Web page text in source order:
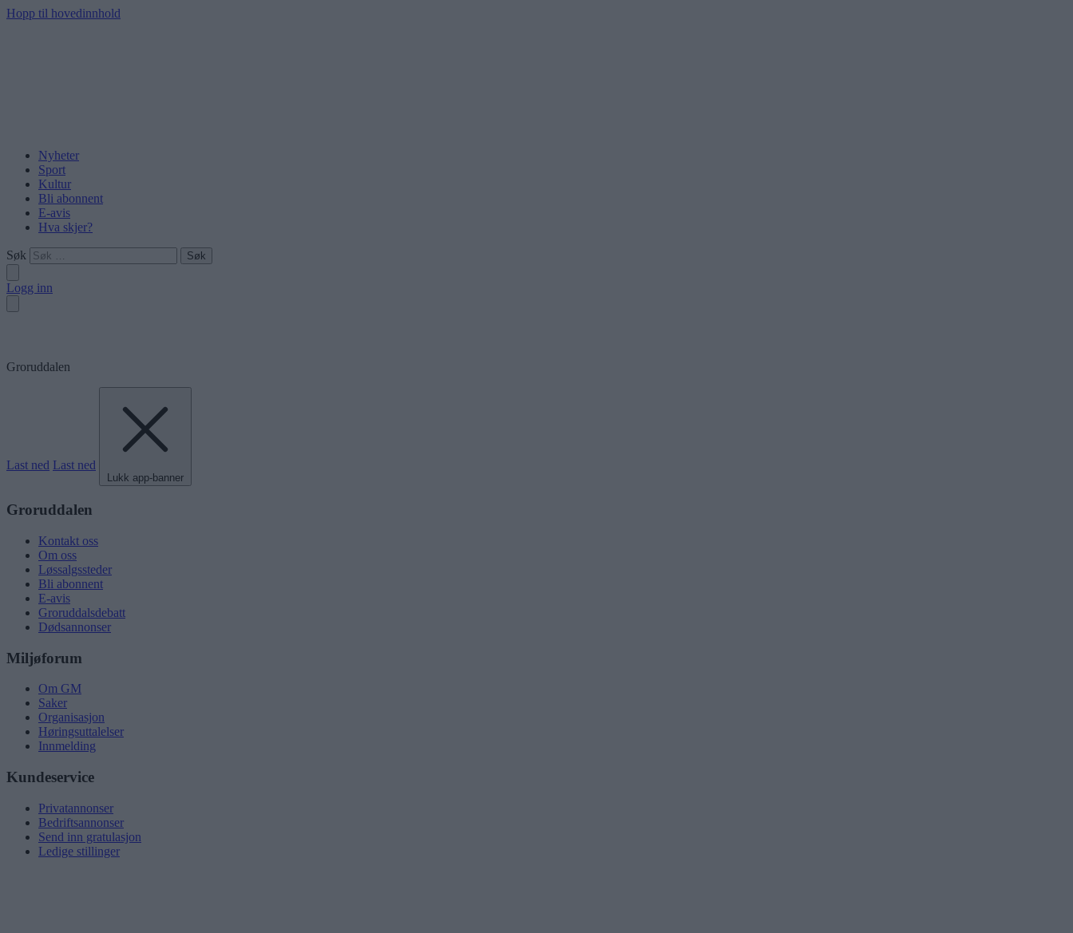
Hopp til hovedinnhold
Nyheter
Sport
Kultur
Bli abonnent
E-avis
Hva skjer?
Søk
Logg inn
Groruddalen
Last ned Last ned
Lukk app-banner
Groruddalen
Kontakt oss
Om oss
Løssalgssteder
Bli abonnent
E-avis
Groruddalsdebatt
Dødsannonser
Miljøforum
Om GM
Saker
Organisasjon
Høringsuttalelser
Innmelding
Kundeservice
Privatannonser
Bedriftsannonser
Send inn gratulasjon
Ledige stillinger